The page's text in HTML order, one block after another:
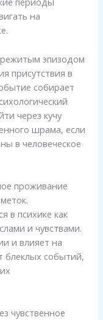
на
эпизодом
присутствия в
собирает
через кучу
шрама, если
в человеческое
проживание
в психике как
и чувствами.
и влияет на
блеклых событий,
чувственное